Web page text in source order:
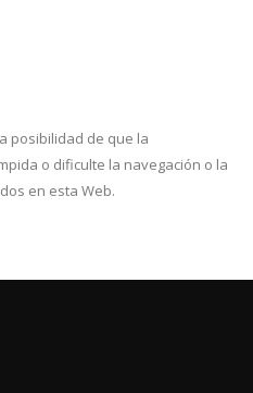
posibilidad de que la
o dificulte la navegación o la
en esta Web.